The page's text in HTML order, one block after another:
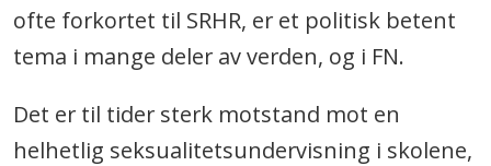
ofte forkortet til SRHR, er et politisk betent
tema i mange deler av verden, og i FN.
Det er til tider sterk motstand mot en
helhetlig seksualitetsundervisning i skolene,